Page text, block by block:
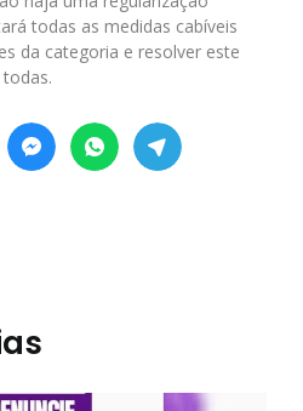
todas as medidas cabíveis
da categoria e resolver este